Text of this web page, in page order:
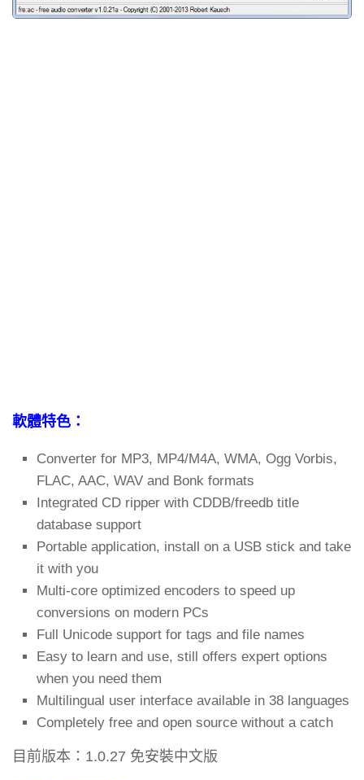
軟體特色：
Converter for MP3, MP4/M4A, WMA, Ogg Vorbis,
FLAC, AAC, WAV and Bonk formats
Integrated CD ripper with CDDB/freedb title
database support
Portable application, install on a USB stick and take
it with you
Multi-core optimized encoders to speed up
conversions on modern PCs
Full Unicode support for tags and file names
Easy to learn and use, still offers expert options
when you need them
Multilingual user interface available in 38 languages
Completely free and open source without a catch
目前版本：1.0.27 免安裝中文版